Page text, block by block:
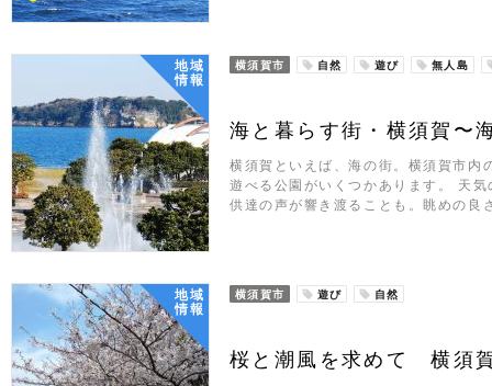
地域
情報
横須賀市 自然 遊び 無人島
海と暮らす街・横須賀〜
横須賀といえば、海の街。横須賀市内
遊べる公園がいくつかあります。 天
供達の声が響き渡ることも。眺めの
地域
情報
横須賀市 遊び 自然
桜と潮風を求めて 横須